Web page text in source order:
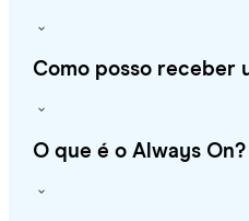
Como posso receber
O que é o Always On?